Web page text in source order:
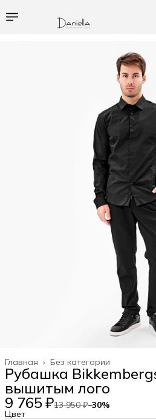
Без категории
Главная ›
Рубашка
вышитым лого
9 765 ₽13 950 ₽−30%
Цвет